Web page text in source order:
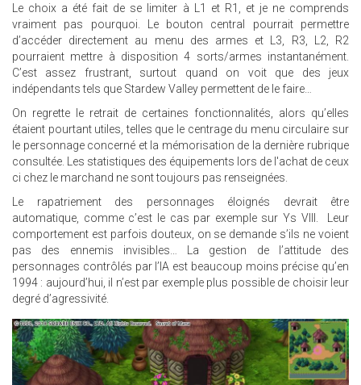
Le choix a été fait de se limiter à L1 et R1, et je ne comprends
vraiment pas pourquoi. Le bouton central pourrait permettre
d’accéder directement au menu des armes et L3, R3, L2, R2
pourraient mettre à disposition 4 sorts/armes instantanément.
C’est assez frustrant, surtout quand on voit que des jeux
indépendants tels que Stardew Valley permettent de le faire…
On regrette le retrait de certaines fonctionnalités, alors qu’elles
étaient pourtant utiles, telles que le centrage du menu circulaire sur
le personnage concerné et la mémorisation de la dernière rubrique
consultée. Les statistiques des équipements lors de l'achat de ceux
ci chez le marchand ne sont toujours pas renseignées.
Le rapatriement des personnages éloignés devrait être
automatique, comme c’est le cas par exemple sur Ys VIII. Leur
comportement est parfois douteux, on se demande s’ils ne voient
pas des ennemis invisibles… La gestion de l’attitude des
personnages contrôlés par l’IA est beaucoup moins précise qu’en
1994 : aujourd’hui, il n’est par exemple plus possible de choisir leur
degré d’agressivité.
21.JPG